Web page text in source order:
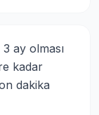
ay olması
kadar
dakika